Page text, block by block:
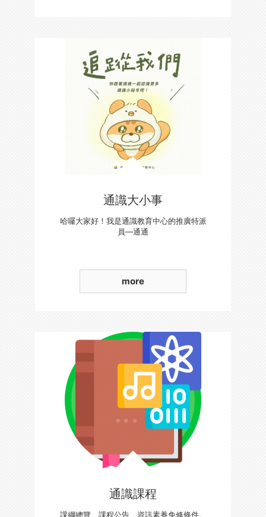
通識大小事
哈囉大家好！我是通識教育中心的推廣特派
員—通通
more
通識課程
課綱總覽、課程公告、資訊素養免修條件。